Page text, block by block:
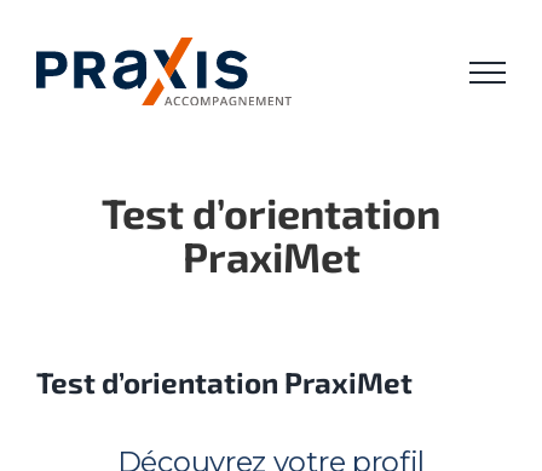
contenu
Test d’orientation
PraxiMet
Test d’orientation PraxiMet
Découvrez votre profil